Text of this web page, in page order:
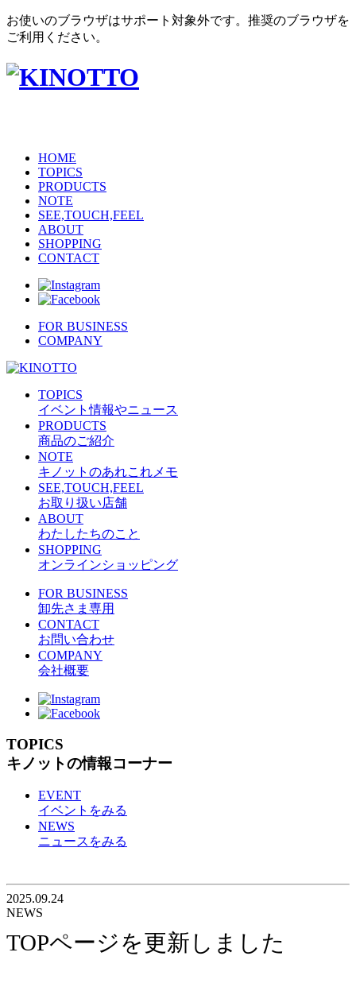
お使いのブラウザはサポート対象外です。推奨のブラウザを
ご利用ください。
HOME
TOPICS
PRODUCTS
NOTE
SEE,TOUCH,FEEL
ABOUT
SHOPPING
CONTACT
FOR BUSINESS
COMPANY
TOPICS
イベント情報やニュース
PRODUCTS
商品のご紹介
NOTE
キノットのあれこれメモ
SEE,TOUCH,FEEL
お取り扱い店舗
ABOUT
わたしたちのこと
SHOPPING
オンラインショッピング
FOR BUSINESS
卸先さま専用
CONTACT
お問い合わせ
COMPANY
会社概要
TOPICS
キノットの情報コーナー
EVENT
イベントをみる
NEWS
ニュースをみる
2025.09.24
NEWS
TOPページを更新しました